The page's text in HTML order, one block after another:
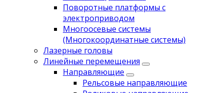
Поворотные платформы с
электроприводом
Многоосевые системы
(Многокоординатные системы)
Лазерные головы
Линейные перемещения
Направляющие
Рельсовые направляющие